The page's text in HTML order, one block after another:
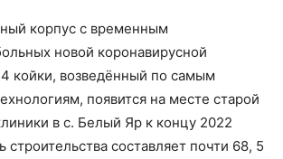
корпус с временным
новой коронавирусной
койки, возведённый по самым
появится на месте старой
в с. Белый Яр к концу 2022
строительства составляет почти 68, 5